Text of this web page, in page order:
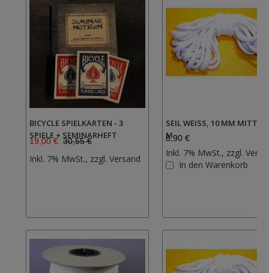
BICYCLE SPIELKARTEN - 3
SPIELE + SEMINARHEFT
19,00 € 30,55 €
Inkl. 7% MwSt., zzgl. Versand
Wunschliste
SEIL WEISS, 10 MM MITTEL,
8,90 €
Inkl. 7% MwSt., zzgl.
In den Warenkorb